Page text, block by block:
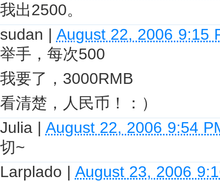
我出2500。
sudan | August 22, 2006 9:15
举手，每次500
我要了，3000RMB
看清楚，人民币！：）
Julia | August 22, 2006 9:54
切~
Larplado | August 23, 2006